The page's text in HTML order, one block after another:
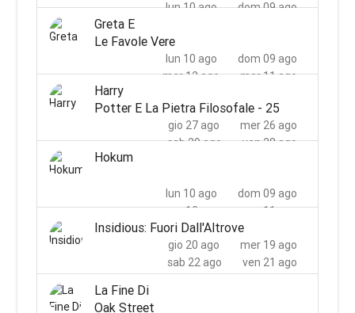
dom 09 ago
lun 10 ago
Greta E
Le Favole Vere
dom 09 ago
lun 10 ago
mar 11 ago
mer 12 ago
Harry
Potter E La Pietra Filosofale - 25
mer 26 ago
gio 27 ago
ven 28 ago
sab 29 ago
Hokum
dom 09 ago
lun 10 ago
mar 11 ago
mer 12 ago
Insidious: Fuori Dall'Altrove
mer 19 ago
gio 20 ago
ven 21 ago
sab 22 ago
La Fine Di
Oak Street